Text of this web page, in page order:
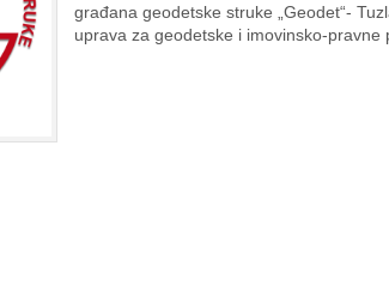
građana geodetske struke „Geodet“-
uprava za geodetske i imovinsko-pravne